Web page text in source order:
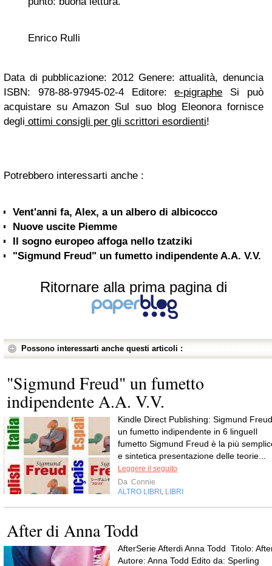
Enrico Rulli
Data di pubblicazione: 2012 Genere: attualità, denuncia
ISBN: 978-88-97945-02-4 Editore:e-pigraphe Si può
acquistare su Amazon Sul suo blog Eleonora fornisce
degli ottimi consigli per gli scrittori esordienti!
Potrebbero interessarti anche :
Vent'anni fa, Alex, a un albero di albicocco
Nuove uscite Piemme
Il sogno europeo affoga nello tzatziki
"Sigmund Freud" un fumetto indipendente A.A. V.V.
Ritornare alla prima pagina di
Possono interessarti anche questi articoli :
"Sigmund Freud" un fumetto
indipendente A.A. V.V.
Kindle Direct Publishing: Sigmund
un fumetto indipendente in 6 lingueIl
fumetto Sigmund Freud è la più
e sintetica presentazione delle teorie...
Leggere il seguito
Da Connie
ALTRO LIBRI LIBRI
After di Anna Todd
AfterSerie Afterdi Anna Todd Titolo:
Autore: Anna Todd Edito da: Sperling